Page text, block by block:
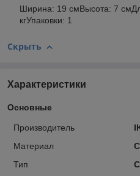
Ширина: 19 смВысота: 7
кгУпаковки: 1
Скрыть
Характеристики
Основные
Производитель
Материал
Тип